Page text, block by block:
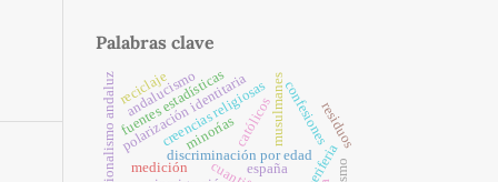
Palabras clave
discriminación por edad
creencias religiosas
polarización identitaria
medición
católicosmusulmanes
fuentes estadísticas confesiones
españa
minorías
regionalismo andaluz andalucismo
reciclaje
residuos